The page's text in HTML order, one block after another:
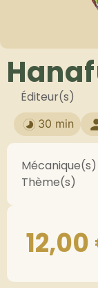
Éditeur(s)
30 min
Mécanique(s)
Thème(s)
12,00